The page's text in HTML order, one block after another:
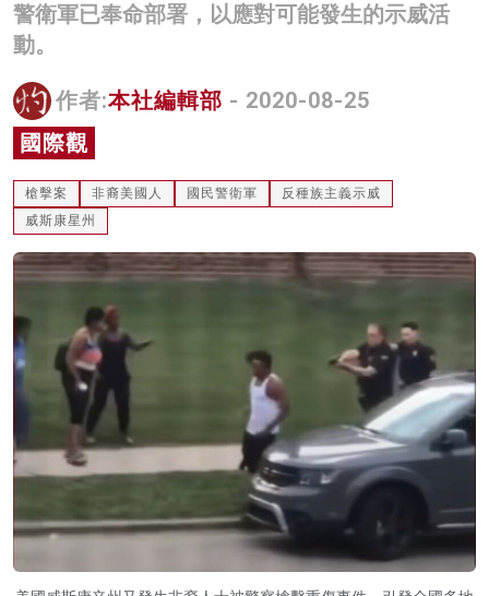
名家榜
關於我們
警衛軍已奉命部署，以應對可能發生的示威活
動。
作者:本社編輯部 - 2020-08-25
國際觀
槍擊案 非裔美國人 國民警衛軍
反種族主義示威
威斯康星州